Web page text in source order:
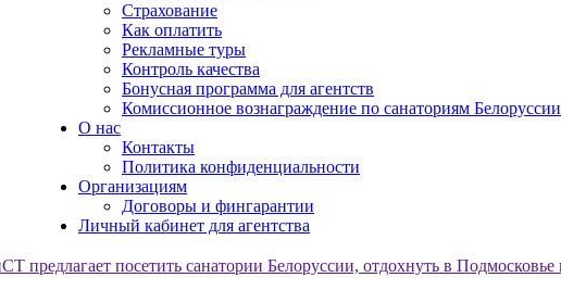
Страхование
Как оплатить
Рекламные туры
Контроль качества
Бонусная программа для агентств
Комиссионное вознаграждение по санаториям Белоруссии
О нас
Контакты
Политика конфиденциальности
Организациям
Договоры и фингарантии
Личный кабинет для агентства